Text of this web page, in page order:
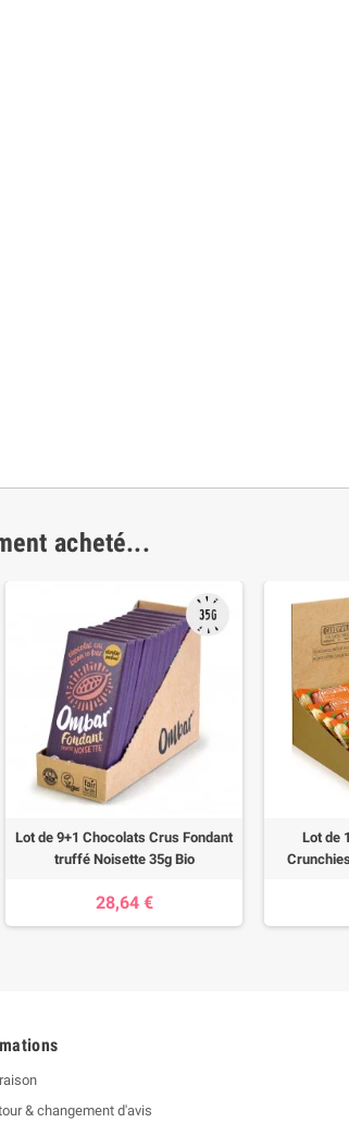
acheté...
Lot de 9+1 Chocolats Crus Fondant
truffé Noisette 35g Bio
28,64 €
Lot de
& changement d'avis